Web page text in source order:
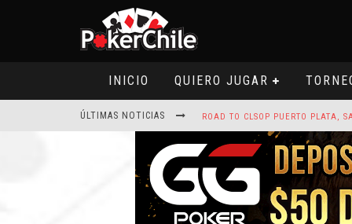
INICIO QUIERO JUGAR
ÚLTIMAS NOTICIAS ROAD TO CLSOP PUERTO PLATA,